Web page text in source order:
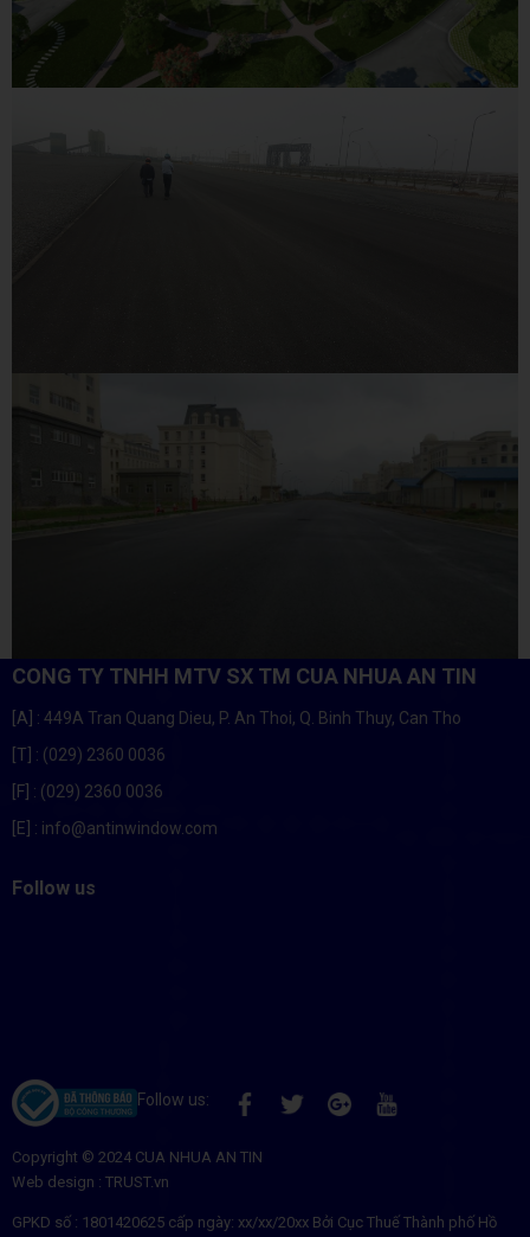
CONG TY TNHH MTV SX TM CUA NHUA AN TIN
[A] : 449A Tran Quang Dieu, P. An Thoi, Q. Binh Thuy, Can Tho
[T] : (029) 2360 0036
[F] : (029) 2360 0036
[E] : info@antinwindow.com
Follow us
Follow us:
Copyright © 2024 CUA NHUA AN TIN
Web design : TRUST.vn
GPKD số : 1801420625 cấp ngày: xx/xx/20xx Bởi Cục Thuế Thành phố Hồ